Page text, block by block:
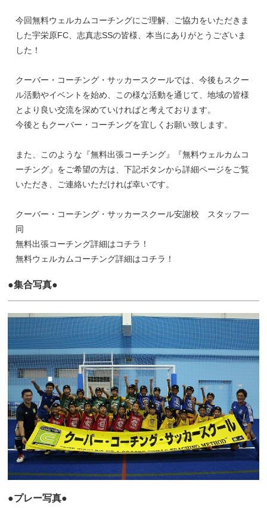
今回無料ウェルカムコーチングにご理解、ご協力をいただきま
した宇栄原FC、志真志SSの皆様、本当にありがとうございま
した！
クーバー・コーチング・サッカースクールでは、今後もスクー
ル活動やイベントを始め、この様な活動を通じて、地域の皆様
とより良い交流を深めていければと考えております。
今後ともクーバー・コーチングを宜しくお願い致します。
また、このような『無料出張コーチング』『無料ウェルカムコ
ーチング』をご希望の方は、下記ボタンから詳細ページをご覧
いただき、ご連絡いただければ幸いです。
クーバー・コーチング・サッカースクール安謝校 スタッフ一
同
無料出張コーチング詳細はコチラ！
無料ウェルカムコーチング詳細はコチラ！
●集合写真●
●プレー写真●